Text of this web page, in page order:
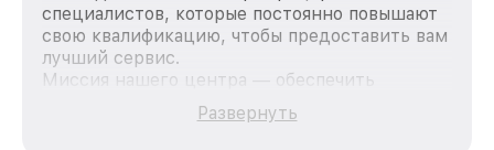
специалистов, которые постоянно повышают
свою квалификацию, чтобы предоставить вам
лучший сервис.
Миссия нашего центра — обеспечить
качественный и доступный ремонт для
каждого пользователя продукции Legat, вне
Развернуть